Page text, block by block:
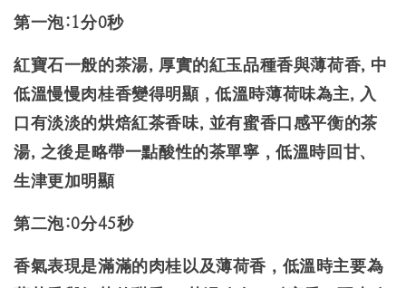
第一泡:1分0秒
紅寶石一般的茶湯, 厚實的紅玉品種香與薄荷香, 中
低溫慢慢肉桂香變得明顯，低溫時薄荷味為主, 入
口有淡淡的烘焙紅茶香味, 並有蜜香口感平衡的茶
湯, 之後是略帶一點酸性的茶單寧，低溫時回甘、
生津更加明顯
第二泡:0分45秒
香氣表現是滿滿的肉桂以及薄荷香，低溫時主要為